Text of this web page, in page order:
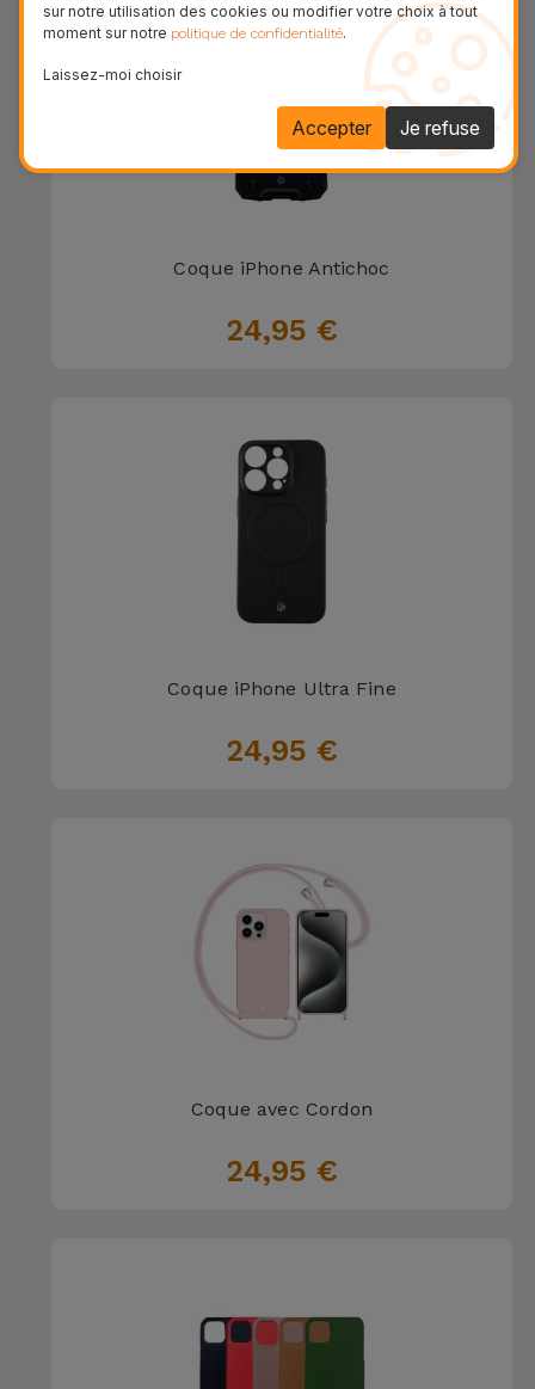
Coque iPhone Antichoc
24,95 €
Coque iPhone Ultra Fine
24,95 €
Coque avec Cordon
24,95 €
sur notre utilisation des cookies ou modifier votre choix à tout
moment sur notre politique de confidentialité.
Laissez-moi choisir
Je refuse
Accepter